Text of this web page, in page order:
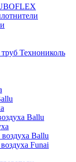
Технониколь
Ballu
Ballu
Funai